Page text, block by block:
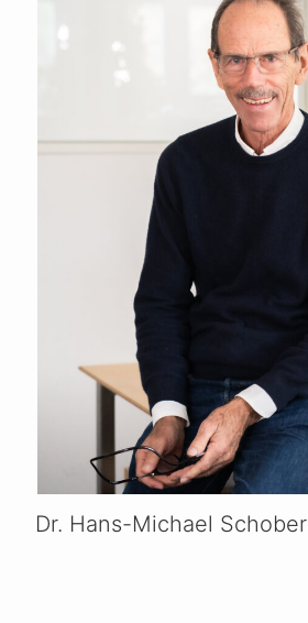
Dr. Hans-Michael Schober